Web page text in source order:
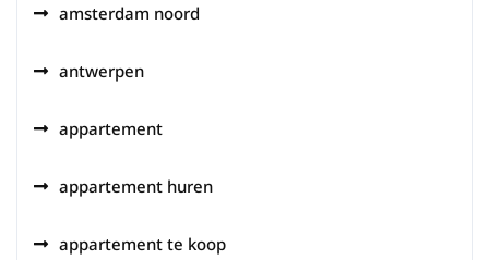
amsterdam noord
antwerpen
appartement
appartement huren
appartement te koop